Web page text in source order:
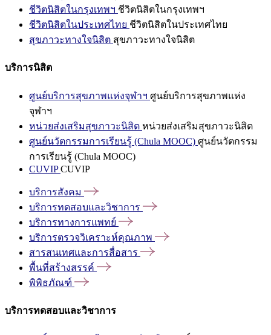
ชีวิตนิสิตในกรุงเทพฯ ชีวิตนิสิตในกรุงเทพฯ
ชีวิตนิสิตในประเทศไทย ชีวิตนิสิตในประเทศไทย
สุขภาวะทางใจนิสิต สุขภาวะทางใจนิสิต
บริการนิสิต
ศูนย์บริการสุขภาพแห่งจุฬาฯ ศูนย์บริการสุขภาพแห่ง
จุฬาฯ
หน่วยส่งเสริมสุขภาวะนิสิต หน่วยส่งเสริมสุขภาวะนิสิต
ศูนย์นวัตกรรมการเรียนรู้ (Chula MOOC) ศูนย์นวัตกรรม
การเรียนรู้ (Chula MOOC)
CUVIPCUVIP
บริการสังคม
บริการทดสอบและวิชาการ
บริการทางการแพทย์
บริการตรวจวิเคราะห์คุณภาพ
สารสนเทศและการสื่อสาร
พื้นที่สร้างสรรค์
พิพิธภัณฑ์
บริการทดสอบและวิชาการ